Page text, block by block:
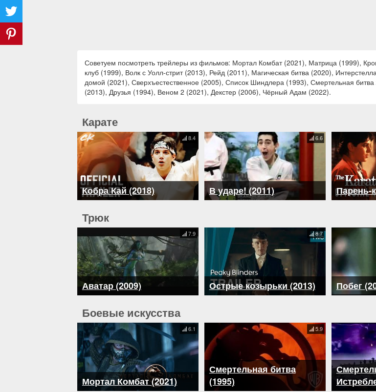
Советуем посмотреть трейлеры из фильмов: Мортал Комбат (2021), Матрица (1999),
клуб (1999), Волк с Уолл-стрит (2013), Рейд (2011), Магическая битва (2020),
домой (2021), Сверхъестественное (2005), Список Шиндлера (1993), Смертельная
(2013), Друзья (1994), Веном 2 (2021), Декстер (2006), Чёрный Адам (2022).
Карате
Кобра Кай (2018)
8.4
В ударе! (2011)
6.6
Парень-
Трюк
Аватар (2009)
7.9
Острые козырьки (2013)
8.7
Побег
Боевые искусства
Мортал Комбат (2021)
6.1
Смертельная битва
(1995)
5.9